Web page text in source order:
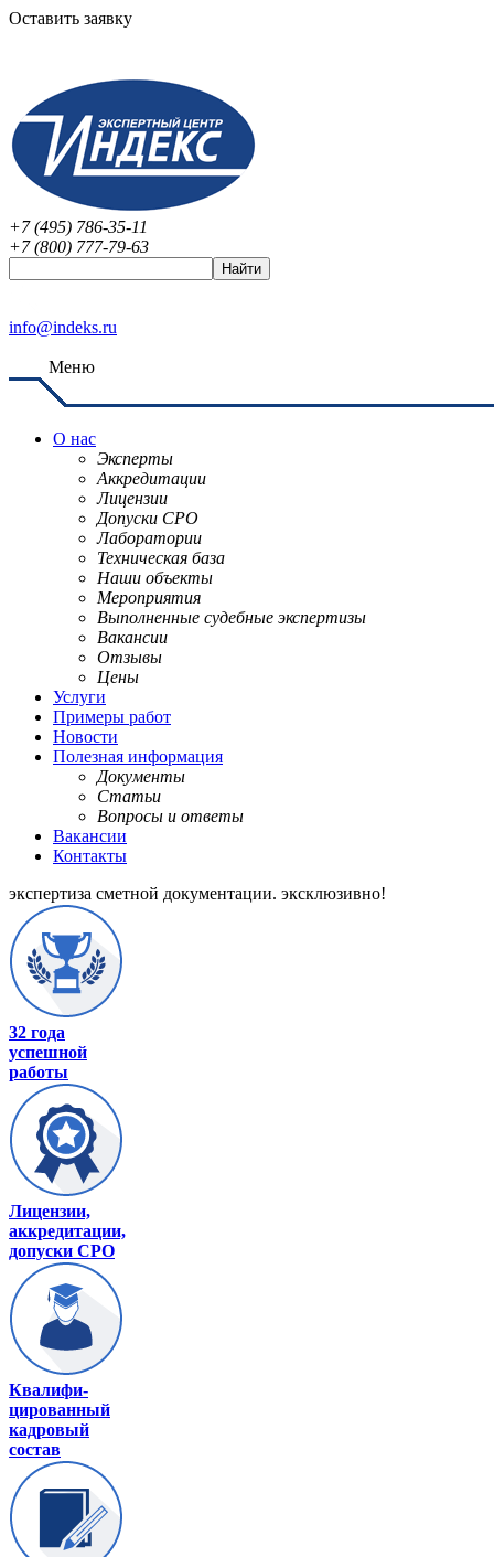
Оставить заявку
+7 (495) 786-35-11
+7 (800) 777-79-63
info@indeks.ru
Меню
О нас
Эксперты
Аккредитации
Лицензии
Допуски СРО
Лаборатории
Техническая база
Наши объекты
Мероприятия
Выполненные судебные экспертизы
Вакансии
Отзывы
Цены
Услуги
Примеры работ
Новости
Полезная информация
Документы
Статьи
Вопросы и ответы
Вакансии
Контакты
экспертиза сметной документации. эксклюзивно!
32 года
успешной
работы
Лицензии,
аккредитации,
допуски СРО
Квалифи-
цированный
кадровый
состав